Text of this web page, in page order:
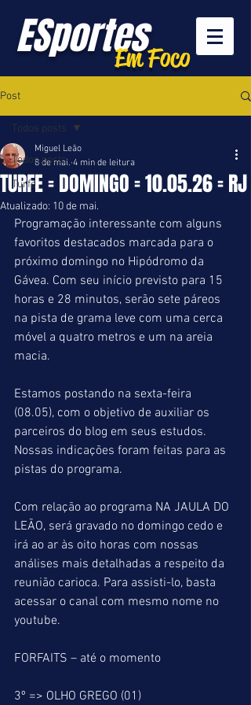
ESportesEm Foco
Post
Todos posts
Turfe
Todos posts
TURFE = DOMINGO = 10.05.26 = RJ
Miguel Leão
8 de mai. 4 min de leitura
Atualizado: 10 de mai.
Programação interessante com alguns
favoritos destacados marcada para o
próximo domingo no Hipódromo da
Gávea. Com seu início previsto para 15
horas e 28 minutos, serão sete páreos
na pista de grama leve com uma cerca
móvel a quatro metros e um na areia
macia.
Estamos postando na sexta-feira
(08.05), com o objetivo de auxiliar os
parceiros do blog em seus estudos.
Nossas indicações foram feitas para as
pistas do programa.
Com relação ao programa NA JAULA DO
LEÃO, será gravado no domingo cedo e
irá ao ar às oito horas com nossas
análises mais detalhadas a respeito da
reunião carioca. Para assisti-lo, basta
acessar o canal com mesmo nome no
youtube.
FORFAITS – até o momento
3º => OLHO GREGO (01)